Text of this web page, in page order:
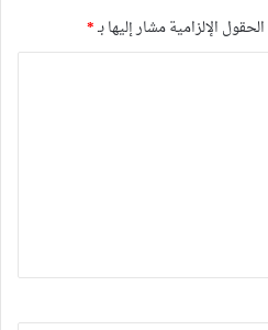
الحقول الإلزامية مشار إليها بـ*